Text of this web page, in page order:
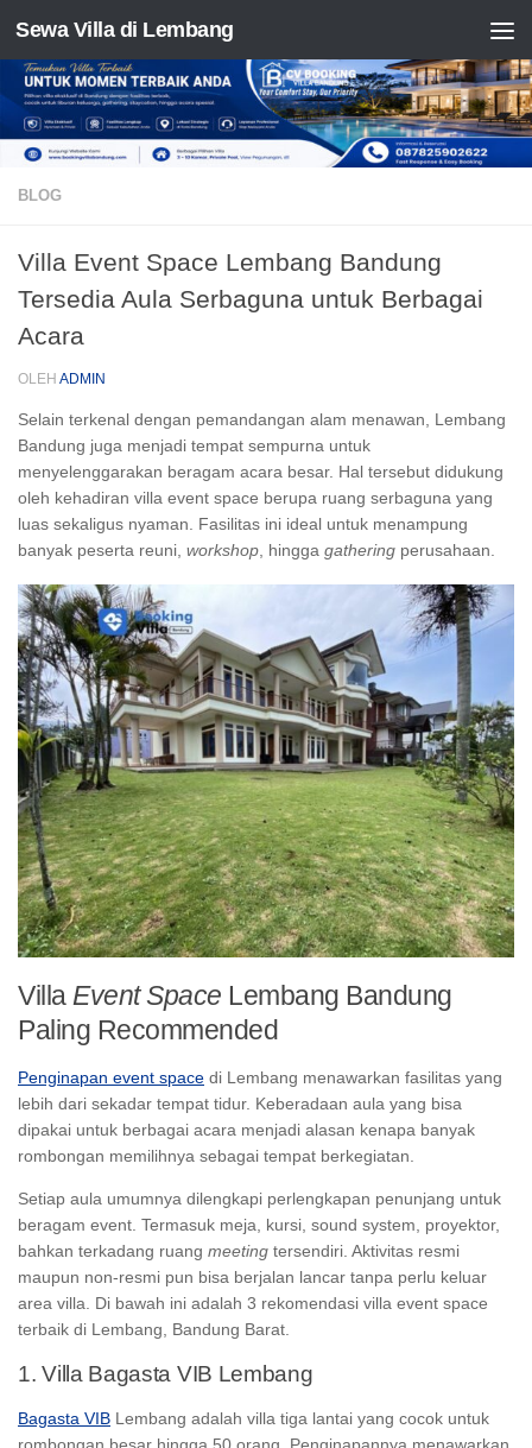
Skip to content
Sewa Villa di Lembang
BLOG
Villa Event Space Lembang Bandung
Tersedia Aula Serbaguna untuk Berbagai
Acara
OLEH ADMIN
Selain terkenal dengan pemandangan alam menawan, Lembang
Bandung juga menjadi tempat sempurna untuk
menyelenggarakan beragam acara besar. Hal tersebut didukung
oleh kehadiran villa event space berupa ruang serbaguna yang
luas sekaligus nyaman. Fasilitas ini ideal untuk menampung
banyak peserta reuni, workshop, hingga gathering perusahaan.
Villa Event Space Lembang Bandung
Paling Recommended
Penginapan event space di Lembang menawarkan fasilitas yang
lebih dari sekadar tempat tidur. Keberadaan aula yang bisa
dipakai untuk berbagai acara menjadi alasan kenapa banyak
rombongan memilihnya sebagai tempat berkegiatan.
Setiap aula umumnya dilengkapi perlengkapan penunjang untuk
beragam event . Termasuk meja, kursi, sound system , proyektor,
bahkan terkadang ruang meeting tersendiri. Aktivitas resmi
maupun non-resmi pun bisa berjalan lancar tanpa perlu keluar
area villa. Di bawah ini adalah 3 rekomendasi villa event space
terbaik di Lembang, Bandung Barat.
1. Villa Bagasta VIB Lembang
Bagasta VIB Lembang adalah villa tiga lantai yang cocok untuk